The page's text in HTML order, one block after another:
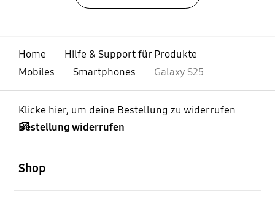
Home
Hilfe & Support für Produkte
Mobiles
Smartphones Galaxy S25
Klicke hier, um deine Bestellung zu widerrufen
Bestellung widerrufen
Shop